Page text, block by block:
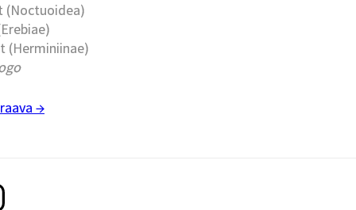
(Noctuoidea)
(Herminiinae)
→